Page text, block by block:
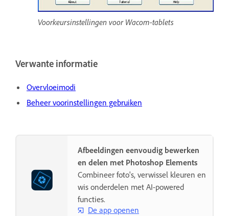
Voorkeursinstellingen voor Wacom-tablets
Verwante informatie
Overvloeimodi
Beheer voorinstellingen gebruiken
Afbeeldingen eenvoudig bewerken
en delen met Photoshop Elements
Combineer foto's, verwissel kleuren en
wis onderdelen met AI-powered
functies.
De app openen